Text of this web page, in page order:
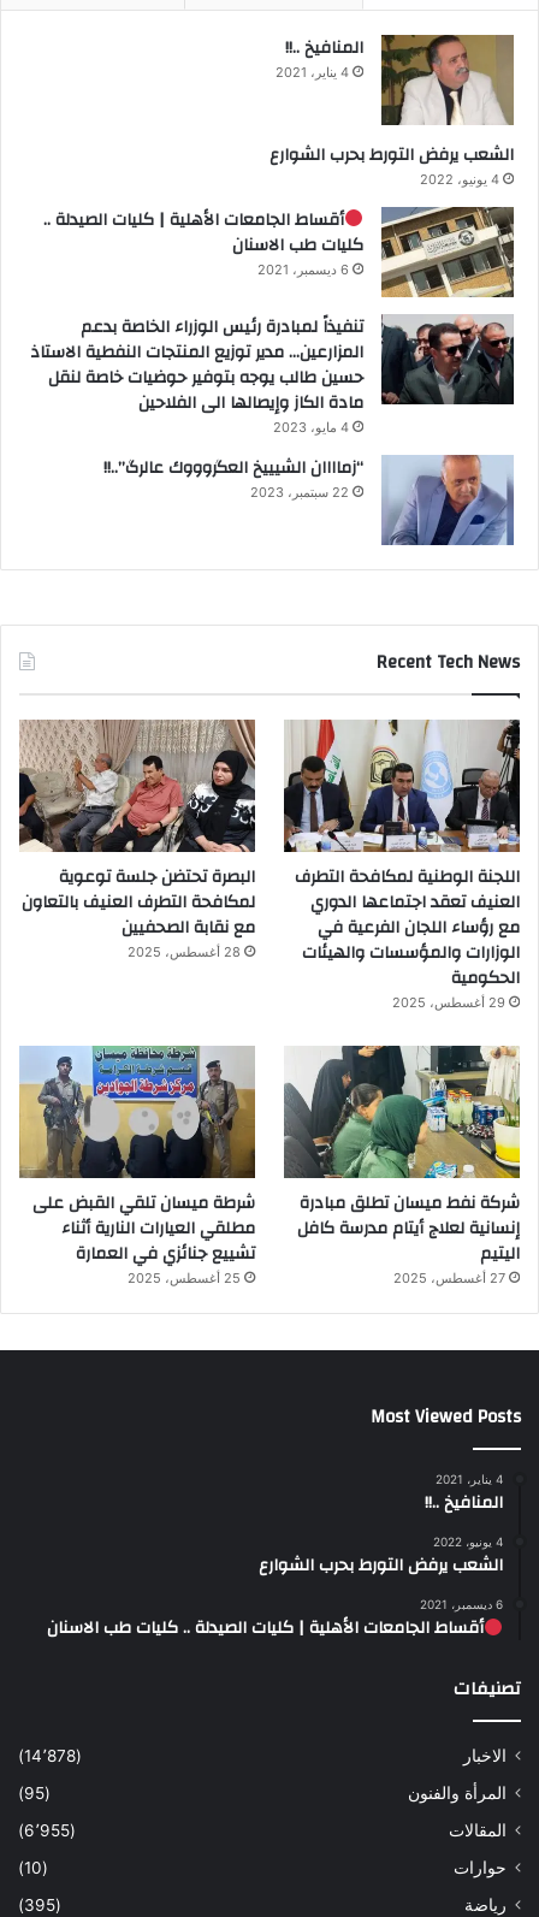
المنافيخ ..!!
4 يناير، 2021
الشعب يرفض التورط بحرب الشوارع
4 يونيو، 2022
أقساط الجامعات الأهلية | كليات الصيدلة ..
كليات طب الاسنان
6 ديسمبر، 2021
تنفيذاً لمبادرة رئيس الوزراء الخاصة بدعم
المزارعين… مدير توزيع المنتجات النفطية الاستاذ
حسين طالب يوجه بتوفير حوضيات خاصة لنقل
مادة الكاز وإيصالها الى الفلاحين
4 مايو، 2023
“زماااان الشيييخ العگروووك عالرگ”..!!
22 سبتمبر، 2023
Recent Tech News
اللجنة الوطنية لمكافحة التطرف
العنيف تعقد اجتماعها الدوري
مع رؤساء اللجان الفرعية في
الوزارات والمؤسسات والهيئات
الحكومية
29 أغسطس، 2025
البصرة تحتضن جلسة توعوية
لمكافحة التطرف العنيف بالتعاون
مع نقابة الصحفيين
28 أغسطس، 2025
شركة نفط ميسان تطلق مبادرة
إنسانية لعلاج أيتام مدرسة كافل
اليتيم
27 أغسطس، 2025
شرطة ميسان تلقي القبض على
مطلقي العيارات النارية أثناء
تشييع جنائزي في العمارة
25 أغسطس، 2025
Most Viewed Posts
4 يناير، 2021
المنافيخ ..!!
4 يونيو، 2022
الشعب يرفض التورط بحرب الشوارع
6 ديسمبر، 2021
أقساط الجامعات الأهلية | كليات الصيدلة .. كليات طب الاسنان
تصنيفات
الاخبار
(14٬878)
المرأة والفنون
(95)
المقالات
(6٬955)
حوارات
(10)
رياضة
(395)